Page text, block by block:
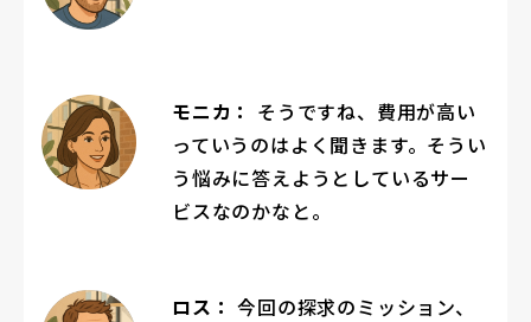
モニカ： そうですね、費用が高い
っていうのはよく聞きます。そうい
う悩みに答えようとしているサー
ビスなのかなと。
ロス： 今回の探求のミッション、